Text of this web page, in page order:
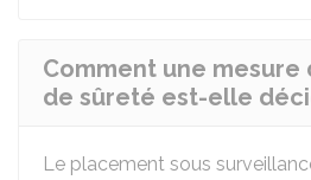
Comment une
de sûreté est-elle
Le placement sous